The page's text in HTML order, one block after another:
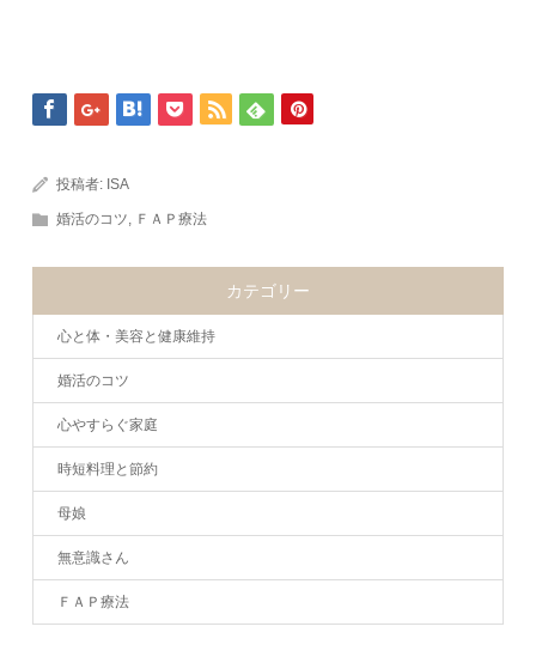
投稿者: ISA
婚活のコツ, ＦＡＰ療法
カテゴリー
心と体・美容と健康維持
婚活のコツ
心やすらぐ家庭
時短料理と節約
母娘
無意識さん
ＦＡＰ療法